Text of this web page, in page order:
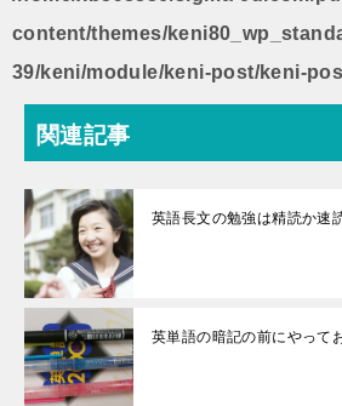
content/themes/
39/keni/module/keni-post/keni-
関連記事
英語長文の勉強は精読か速
英単語の暗記の前にやって